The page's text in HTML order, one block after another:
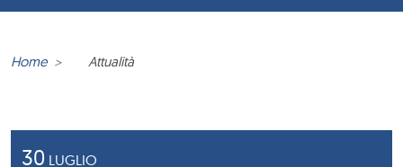
Home Attualità
30 LUGLIO